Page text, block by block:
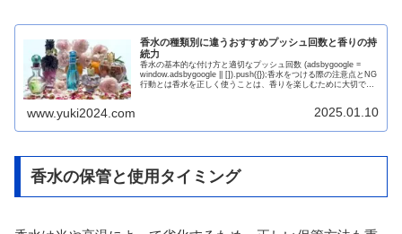
香水の種類別に違うおすすめプッシュ回数と香りの持
続力
香水の基本的な付け方と適切なプッシュ回数 (adsbygoogle =
window.adsbygoogle || []).push({});香水をつける際の注意点とNG
行動とは香水を正しく使うことは、香りを楽しむために大切で
www.yuki2024.com 2025.01.10
香水の保管と使用タイミング